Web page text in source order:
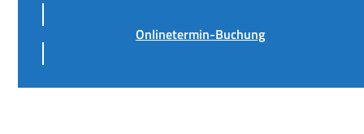
Onlinetermin-Buchung